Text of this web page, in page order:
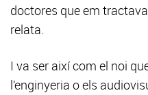
doctores que em
relata.
I va ser així com el noi
l’enginyeria o els